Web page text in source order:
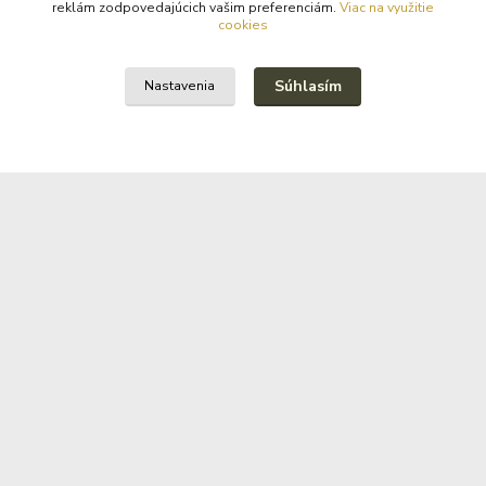
Mazací plán CASTROL
reklám zodpovedajúcich vašim preferenciám. Viac na využitie
cookies
Nastavenia Súhlasím